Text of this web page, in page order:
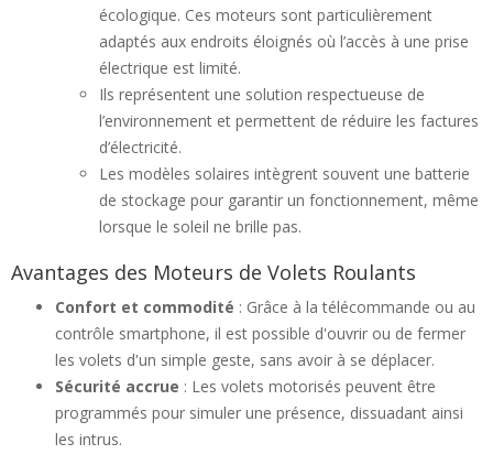
écologique. Ces moteurs sont particulièrement
adaptés aux endroits éloignés où l’accès à une prise
électrique est limité.
Ils représentent une solution respectueuse de
l’environnement et permettent de réduire les factures
d’électricité.
Les modèles solaires intègrent souvent une batterie
de stockage pour garantir un fonctionnement, même
lorsque le soleil ne brille pas.
Avantages des Moteurs de Volets Roulants
Confort et commodité : Grâce à la télécommande ou au
contrôle smartphone, il est possible d'ouvrir ou de fermer
les volets d'un simple geste, sans avoir à se déplacer.
Sécurité accrue : Les volets motorisés peuvent être
programmés pour simuler une présence, dissuadant ainsi
les intrus.